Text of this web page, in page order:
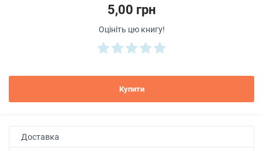
5,00 грн
Оцініть цю книгу!
Купити
Доставка